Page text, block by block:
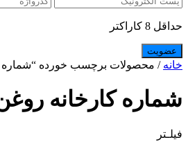
حداقل 8 کاراکتر
خانه / محصولات برچسب خورده “شماره
شماره کارخانه روغن
فیلـتر